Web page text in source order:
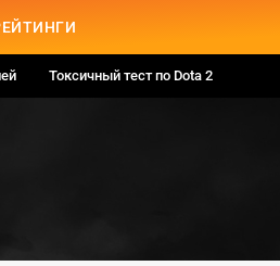
Токсичный тест по Dota 2